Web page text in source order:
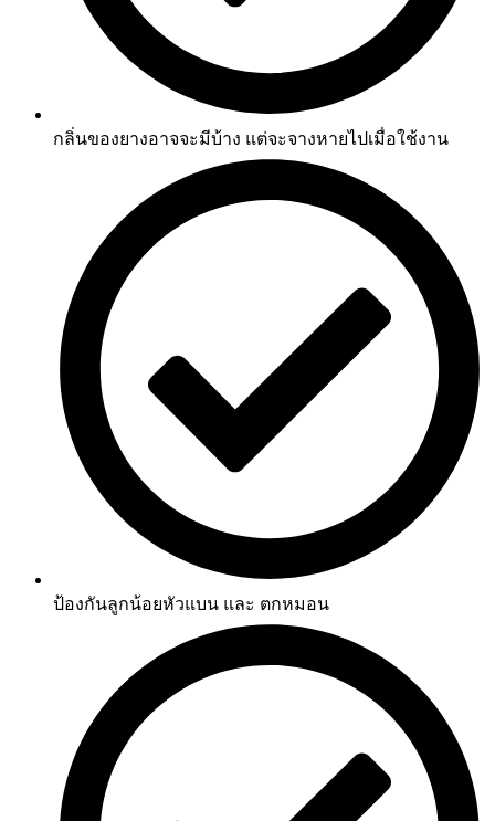
กลิ่นของยางอาจจะมีบ้าง แต่จะจางหายไปเมื่อใช้งาน
ป้องกันลูกน้อยหัวแบน และ ตกหมอน